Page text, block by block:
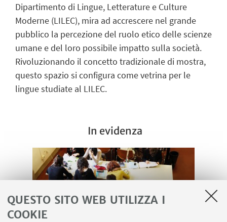
QUESTO SITO WEB UTILIZZA I
COOKIE
Dipartimento di Lingue, Letterature e Culture
Moderne (LILEC), mira ad accrescere nel grande
pubblico la percezione del ruolo etico delle scienze
umane e del loro possibile impatto sulla società.
Rivoluzionando il concetto tradizionale di mostra,
questo spazio si configura come vetrina per le
lingue studiate al LILEC.
In evidenza